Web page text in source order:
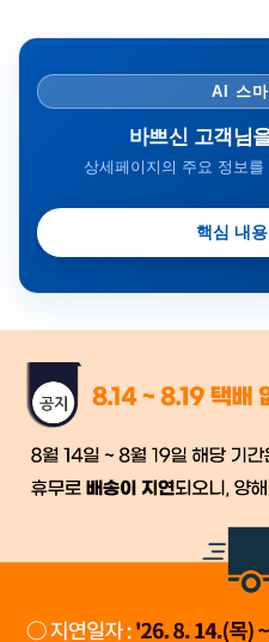
AI 스
바쁘신 고객님
상세페이지의 주요 정보
핵심 내용
금일 시세가 적
시작 후 환불이 불가